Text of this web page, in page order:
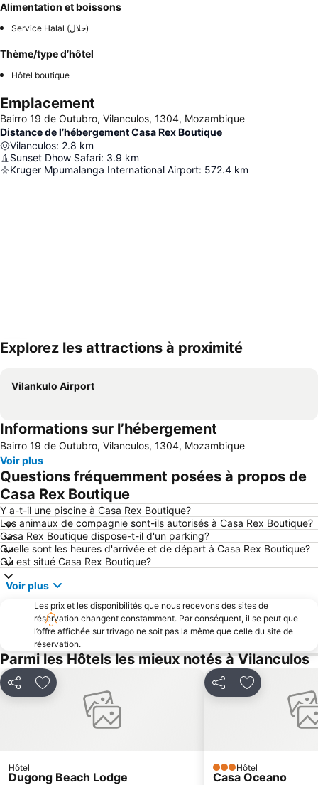
Alimentation et boissons
Service Halal (حلال)
Thème/type d’hôtel
Hôtel boutique
Emplacement
Bairro 19 de Outubro, Vilanculos, 1304, Mozambique
Distance de l’hébergement Casa Rex Boutique
Vilanculos: 2.8 km
Sunset Dhow Safari: 3.9 km
Kruger Mpumalanga International Airport: 572.4 km
Explorez les attractions à proximité
Vilankulo Airport
Informations sur l’hébergement
Bairro 19 de Outubro, Vilanculos, 1304, Mozambique
Voir plus
Questions fréquemment posées à propos de
Casa Rex Boutique
Y a-t-il une piscine à Casa Rex Boutique?
Les animaux de compagnie sont-ils autorisés à Casa Rex Boutique?
Casa Rex Boutique dispose-t-il d'un parking?
Quelle sont les heures d'arrivée et de départ à Casa Rex Boutique?
Où est situé Casa Rex Boutique?
Voir plus
Les prix et les disponibilités que nous recevons des sites de
réservation changent constamment. Par conséquent, il se peut que
l’offre affichée sur trivago ne soit pas la même que celle du site de
réservation.
Parmi les Hôtels les mieux notés à Vilanculos
PartagerAjouter à mes favoris
Hôtel
Dugong Beach Lodge
PartagerAjouter à
3 Étoiles
Hôtel
Casa Oceano